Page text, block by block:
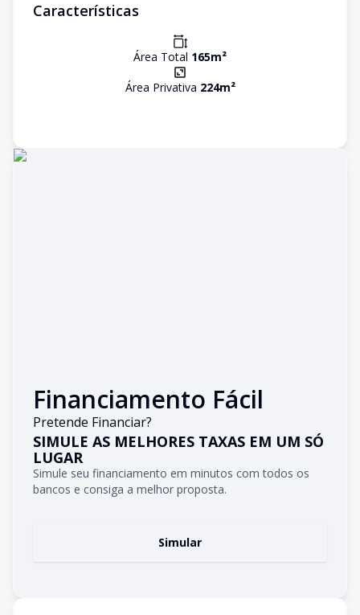
Características
Área Total 165m²
Área Privativa 224m²
Financiamento Fácil
Pretende Financiar?
SIMULE AS MELHORES TAXAS EM UM SÓ
LUGAR
Simule seu financiamento em minutos com todos os
bancos e consiga a melhor proposta.
Simular